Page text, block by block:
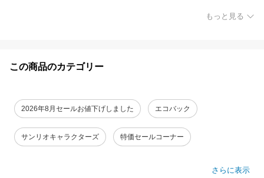
もっと見る
この商品のカテゴリー
2026年8月セールお値下げしました エコバック
サンリオキャラクターズ 特価セールコーナー
さらに表示